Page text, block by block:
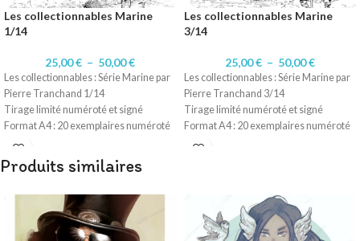
Les collectionnables Marine
1/14
25,00€ – 50,00€
Les collectionnables : Série Marine par
Pierre Tranchand 1/14
Tirage limité numéroté et signé
Format A4 : 20 exemplaires numéroté
1 à 20/20.
Format A3 : 10 exemplaires numérotés
1 à 10/10
Impression sur papier 200 gr Satiné
Les collectionnables Marine
3/14
25,00€ – 50,00€
Les collectionnables : Série Marine par
Pierre Tranchand 3/14
Tirage limité numéroté et signé
Format A4 : 20 exemplaires numéroté
1 à 20/20.
Impression sur papier 200 gr Satiné
Produits similaires